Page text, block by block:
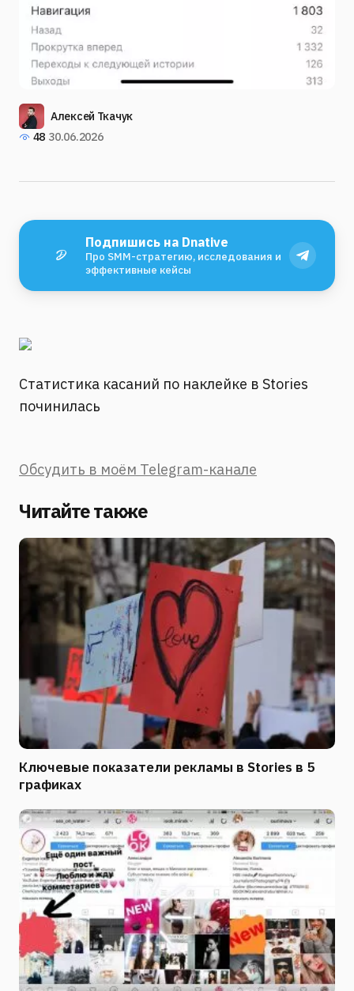
Алексей Ткачук
48 30.06.2026
Подпишись на Dnative
Про SMM-стратегию, исследования и
эффективные кейсы
Статистика касаний по наклейке в Stories
починилась
Обсудить в моём Telegram-канале
Читайте также
Ключевые показатели рекламы в Stories в 5
графиках